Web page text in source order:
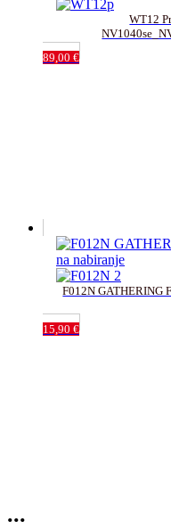
WT12
89,00 €
F012N GATHERING
15,90 €
...